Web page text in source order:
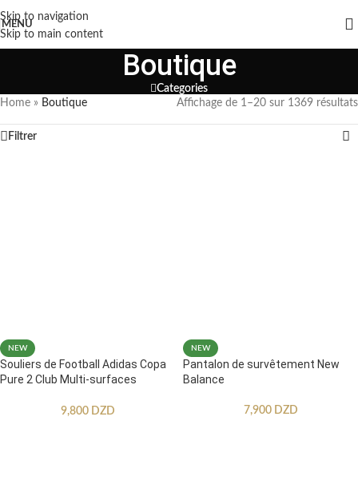
Skip to navigation
Skip to main content
MENU
Boutique
Categories
Home » Boutique Affichage de 1–20 sur 1369 résultats
Filtrer
NEW
Souliers de Football Adidas Copa
Pure 2 Club Multi-surfaces
9,800 DZD
NEW
Pantalon de survêtement New
Balance
7,900 DZD